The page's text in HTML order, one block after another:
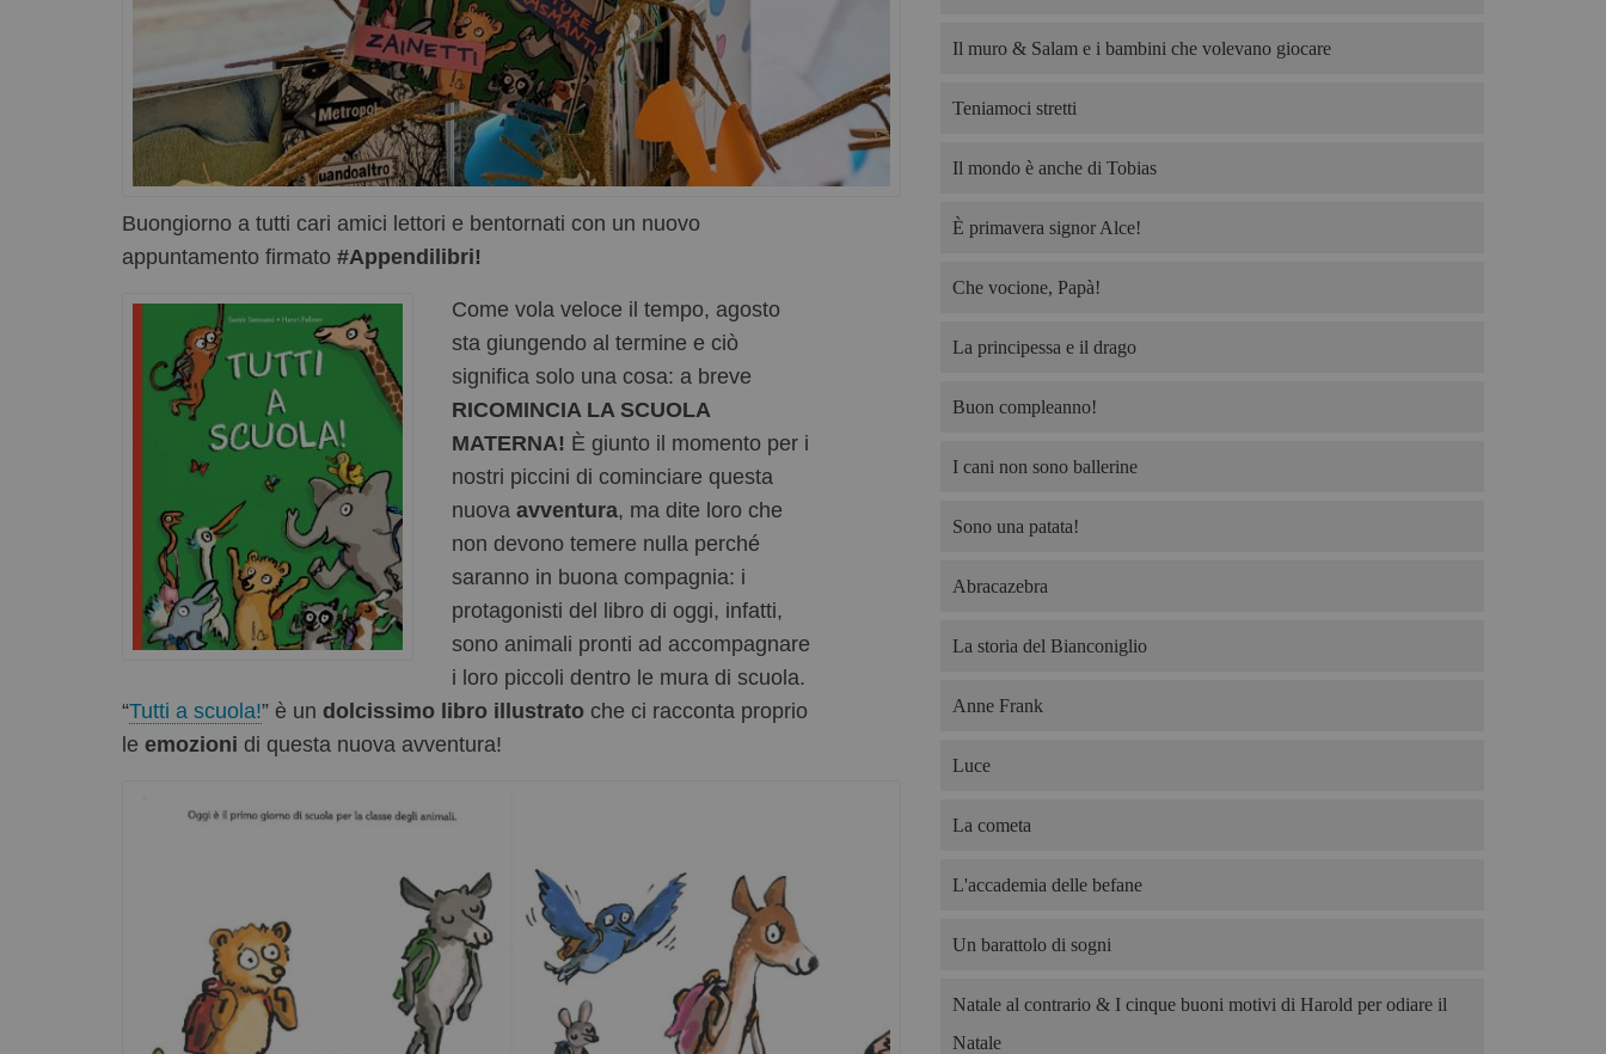
Buongiorno a tutti cari amici lettori e bentornati con un nuovo
appuntamento firmato #Appendilibri!
Come vola veloce il tempo, agosto
sta giungendo al termine e ciò
significa solo una cosa: a breve
RICOMINCIA LA SCUOLA
MATERNA! È giunto il momento per i
nostri piccini di cominciare questa
nuova avventura, ma dite loro che
non devono temere nulla perché
saranno in buona compagnia: i
protagonisti del libro di oggi, infatti,
sono animali pronti ad accompagnare
i loro piccoli dentro le mura di scuola.
“Tutti a scuola!” è un dolcissimo libro illustrato che ci racconta proprio
le emozioni di questa nuova avventura!
Il muro & Salam e i bambini che volevano giocare
Teniamoci stretti
Il mondo è anche di Tobias
È primavera signor Alce!
Che vocione, Papà!
La principessa e il drago
Buon compleanno!
I cani non sono ballerine
Sono una patata!
Abracazebra
La storia del Bianconiglio
Anne Frank
Luce
La cometa
L'accademia delle befane
Un barattolo di sogni
Natale al contrario & I cinque buoni motivi di Harold per odiare il
Natale